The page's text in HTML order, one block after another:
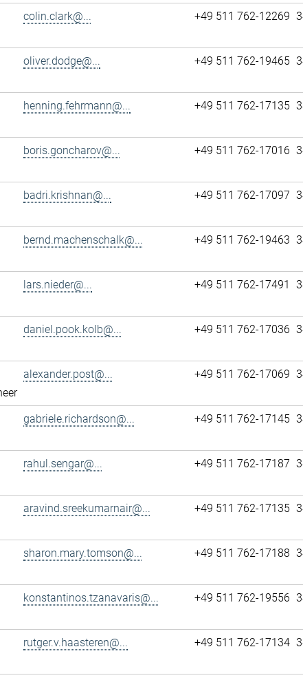
colin.clark@... +49 511 762-12269
oliver.dodge@... +49 511 762-19465
henning.fehrmann@... +49 511 762-17135
boris.goncharov@... +49 511 762-17016
badri.krishnan@... +49 511 762-17097
bernd.machenschalk@... +49 511 762-19463
lars.nieder@... +49 511 762-17491
daniel.pook.kolb@... +49 511 762-17036
alexander.post@... +49 511 762-17069
gabriele.richardson@... +49 511 762-17145
rahul.sengar@... +49 511 762-17187
aravind.sreekumarnair@... +49 511 762-17135
sharon.mary.tomson@... +49 511 762-17188
konstantinos.tzanavaris@... +49 511 762-19556
rutger.v.haasteren@... +49 511 762-17134